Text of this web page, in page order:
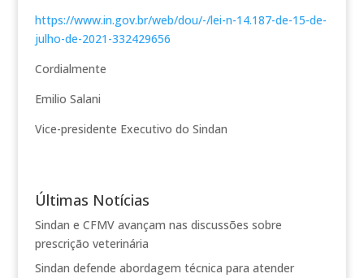
https://www.in.gov.br/web/dou/-/lei-n-14.187-de-15-de-
julho-de-2021-332429656
Cordialmente
Emilio Salani
Vice-presidente Executivo do Sindan
Últimas Notícias
Sindan e CFMV avançam nas discussões sobre
prescrição veterinária
Sindan defende abordagem técnica para atender